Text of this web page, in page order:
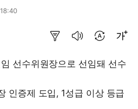
선수위원장으로 선임돼 선수
인증제 도입, 1성급 이상 등급